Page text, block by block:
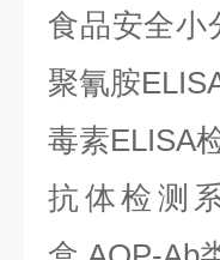
食品安全小
聚氰胺
毒素ELISA
抗体检测